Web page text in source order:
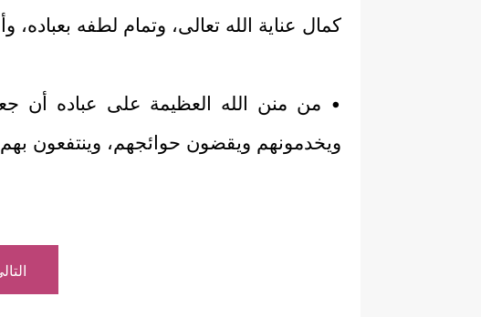
كمال عناية الله تعالى، وتمام لطفه
• من منن الله العظيمة على عباده أن
ويخدمونهم ويقضون حوائجهم، وينتفعون